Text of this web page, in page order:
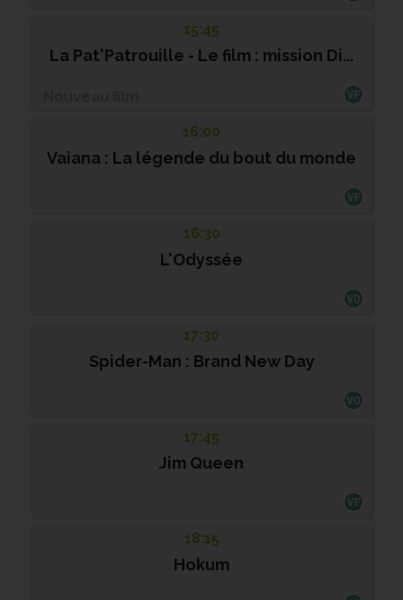
15:45
La Pat'Patrouille - Le film : mission Di...
16:00
Vaiana : La légende du bout du monde
16:30
L'Odyssée
17:30
Spider-Man : Brand New Day
17:45
Jim Queen
18:15
Hokum